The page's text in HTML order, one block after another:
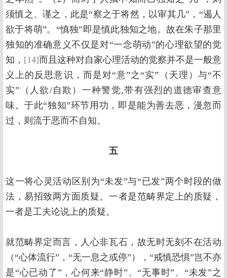
须慎之、谨之，此是“察之于将然，以审其几”，“遏人
欲于将萌”。“慎独”即是慎此独知之地。故在朱子那里
独知的准确意义不仅是对“一念萌动”的心理欲望的觉
知， [14]而且这种对自家心理活动的觉察并不是一般意
义上的反思意识，而是对“意”之“实”（天理）与“不
实”（人欲/自欺）一种警觉,带有强烈的道德审查意
味。于此“独知”环节用功，即是能为善去恶，漫忽而
过，则流于恶而不自知。
五
这一将心灵活动区别为“未发”与“已发”两个时段的做
法，易招致两方面质疑。一者是范畴界定上的质疑，
一者是工夫论说上的质疑。
就范畴界定而言，人心非瓦石，故无时无刻不在活动
（“心体流行”，“无一息之或停”），“戒慎恐惧”岂不亦
是“心已动了”，心何来“静时”、“无事时”、“未发”之